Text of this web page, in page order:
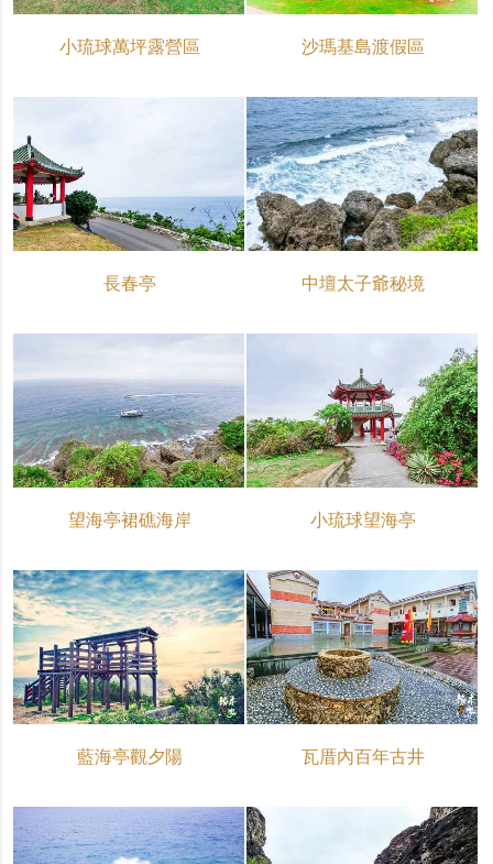
小琉球萬坪露營區 沙瑪基島渡假區
長春亭 中壇太子爺秘境
望海亭裙礁海岸 小琉球望海亭
藍海亭觀夕陽 瓦厝內百年古井